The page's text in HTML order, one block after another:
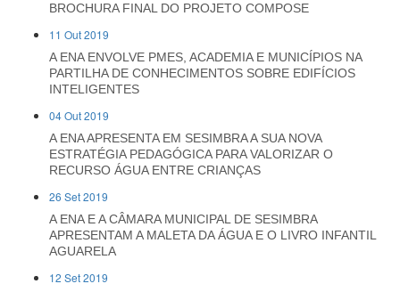
BROCHURA FINAL DO PROJETO COMPOSE
11 Out 2019
A ENA ENVOLVE PMES, ACADEMIA E MUNICÍPIOS NA
PARTILHA DE CONHECIMENTOS SOBRE EDIFÍCIOS
INTELIGENTES
04 Out 2019
A ENA APRESENTA EM SESIMBRA A SUA NOVA
ESTRATÉGIA PEDAGÓGICA PARA VALORIZAR O
RECURSO ÁGUA ENTRE CRIANÇAS
26 Set 2019
A ENA E A CÂMARA MUNICIPAL DE SESIMBRA
APRESENTAM A MALETA DA ÁGUA E O LIVRO INFANTIL
AGUARELA
12 Set 2019